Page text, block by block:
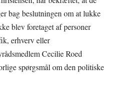
bag beslutningen om at lukke
blev foretaget af personer
erhverv eller
Cecilie Roed
spørgsmål om den politiske